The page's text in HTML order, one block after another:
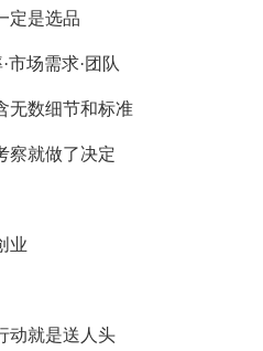
是选品
场需求·团队
数细节和标准
就做了决定
业
就是送人头